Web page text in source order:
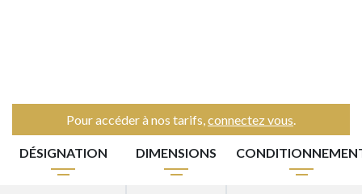
Pour accéder à nos tarifs,connectez vous.
DÉSIGNATION DIMENSIONS